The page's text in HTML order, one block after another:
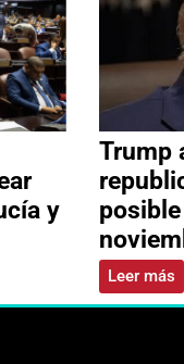
y
Trump
Leer más